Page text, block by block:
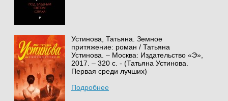
Устинова, Татьяна. Земное
притяжение: роман / Татьяна
Устинова. – Москва: Издательство «Э»,
2017. – 320 с. - (Татьяна Устинова.
Первая среди лучших)
Подробнее